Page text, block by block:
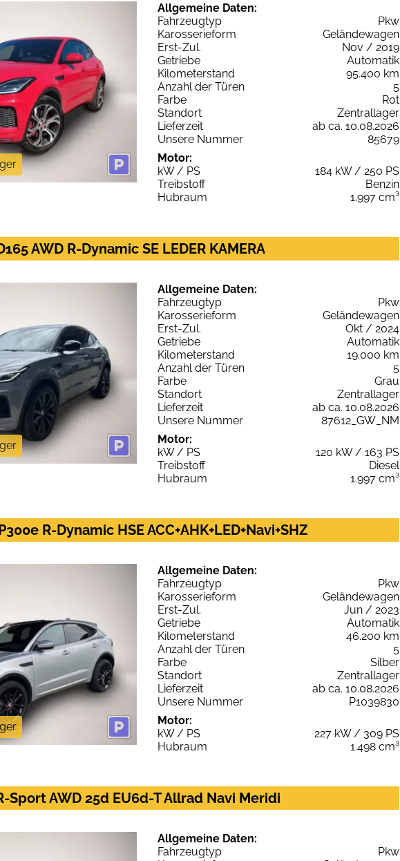
Allgemeine Daten:
Fahrzeugtyp
Pkw
Karosserieform
Geländewagen
Erst-Zul.
Nov / 2019
Getriebe
Automatik
Kilometerstand
95.400 km
Anzahl der Türen
5
Farbe
Rot
Standort
Zentrallager
Lieferzeit
ab ca. 10.08.2026
Unsere Nummer
85679
Motor:
kW / PS
184 kW / 250 PS
Treibstoff
Benzin
Hubraum
1.997 cm³
AWD R-Dynamic SE LEDER KAMERA
Allgemeine Daten:
Fahrzeugtyp
Pkw
Karosserieform
Geländewagen
Erst-Zul.
Okt / 2024
Getriebe
Automatik
Kilometerstand
19.000 km
Anzahl der Türen
5
Farbe
Grau
Standort
Zentrallager
Lieferzeit
ab ca. 10.08.2026
Unsere Nummer
87612_GW_NM
Motor:
kW / PS
120 kW / 163 PS
Treibstoff
Diesel
Hubraum
1.997 cm³
R-Dynamic HSE ACC+AHK+LED+Navi+SHZ
Allgemeine Daten:
Fahrzeugtyp
Pkw
Karosserieform
Geländewagen
Erst-Zul.
Jun / 2023
Getriebe
Automatik
Kilometerstand
46.200 km
Anzahl der Türen
5
Farbe
Silber
Standort
Zentrallager
Lieferzeit
ab ca. 10.08.2026
Unsere Nummer
P1039830
Motor:
kW / PS
227 kW / 309 PS
Hubraum
1.498 cm³
Sport AWD 25d EU6d-T Allrad Navi Meridi
Allgemeine Daten:
Fahrzeugtyp
Pkw